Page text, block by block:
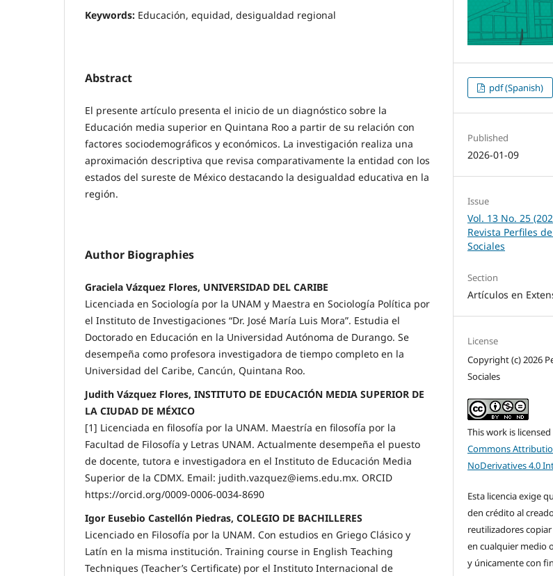
Keywords: Educación, equidad, desigualdad regional
Abstract
El presente artículo presenta el inicio de un diagnóstico sobre la
Educación media superior en Quintana Roo a partir de su relación con
factores sociodemográficos y económicos. La investigación realiza una
aproximación descriptiva que revisa comparativamente la entidad con los
estados del sureste de México destacando la desigualdad educativa en la
región.
Author Biographies
Graciela Vázquez Flores, UNIVERSIDAD DEL CARIBE
Licenciada en Sociología por la UNAM y Maestra en Sociología Política por
el Instituto de Investigaciones “Dr. José María Luis Mora”. Estudia el
Doctorado en Educación en la Universidad Autónoma de Durango. Se
desempeña como profesora investigadora de tiempo completo en la
Universidad del Caribe, Cancún, Quintana Roo.
Judith Vázquez Flores, INSTITUTO DE EDUCACIÓN MEDIA SUPERIOR DE
LA CIUDAD DE MÉXICO
[1] Licenciada en filosofía por la UNAM. Maestría en filosofía por la
Facultad de Filosofía y Letras UNAM. Actualmente desempeña el puesto
de docente, tutora e investigadora en el Instituto de Educación Media
Superior de la CDMX. Email: judith.vazquez@iems.edu.mx. ORCID
https://orcid.org/0009-0006-0034-8690
Igor Eusebio Castellón Piedras, COLEGIO DE BACHILLERES
Licenciado en Filosofía por la UNAM. Con estudios en Griego Clásico y
Latín en la misma institución. Training course in English Teaching
Techniques (Teacher’s Certificate) por el Instituto Internacional de
pdf (Spanish)
Published
2026-01-09
Issue
Vol. 13 No. 25
Revista Perfiles
Sociales
Section
Artículos en
License
Copyright (c) 2026
Sociales
This work is
Commons
NoDerivatives 4.0
Esta licencia exige
den crédito al
reutilizadores
en cualquier medio
y únicamente con